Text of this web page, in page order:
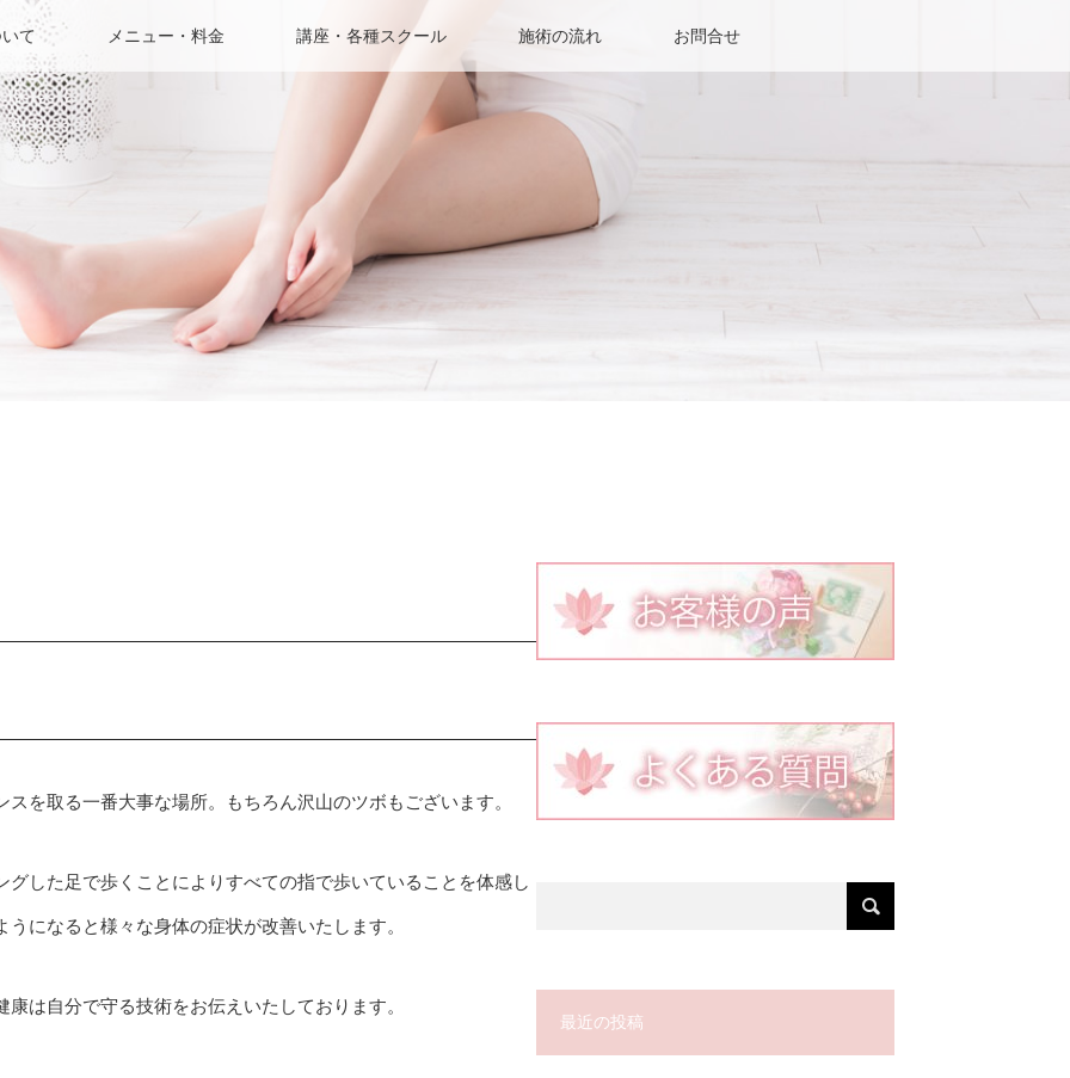
て メニュー・料金 講座・各種スクール 施術の流れ お問合せ
を取る一番大事な場所。もちろん沢山のツボもございます。
した足で歩くことによりすべての指で歩いていることを体感し
になると様々な身体の症状が改善いたします。
は自分で守る技術をお伝えいたしております。
最近の投稿